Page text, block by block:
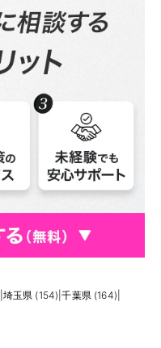
埼玉県 (154) |千葉県 (164)